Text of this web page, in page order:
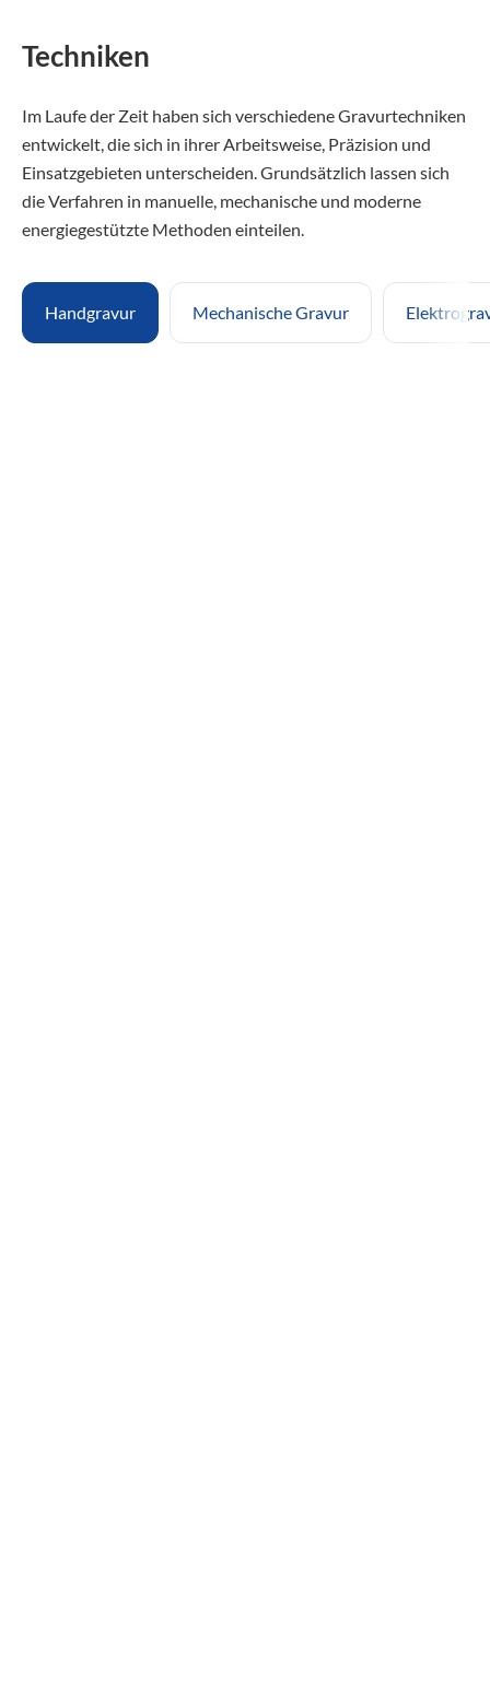
Techniken
Im Laufe der Zeit haben sich verschiedene Gravurtechniken
entwickelt, die sich in ihrer Arbeitsweise, Präzision und
Einsatzgebieten unterscheiden. Grundsätzlich lassen sich
die Verfahren in manuelle, mechanische und moderne
energiegestützte Methoden einteilen.
Handgravur Mechanische Gravur